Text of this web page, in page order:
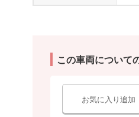
この車両について
お気に入り追加